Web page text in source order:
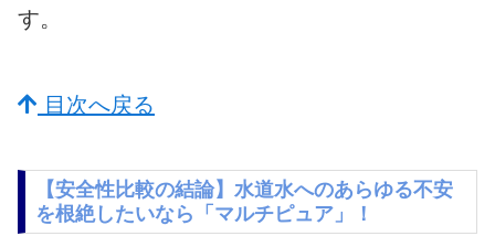
す。
目次へ戻る
【安全性比較の結論】水道水へのあらゆる不安
を根絶したいなら「マルチピュア」！